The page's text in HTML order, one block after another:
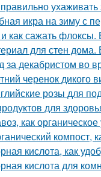
икра на зиму с
как сажать
для стен дома.
за декабристом во
черенок дикого
розы для
для
как
компост,
кислота, как
кислота для